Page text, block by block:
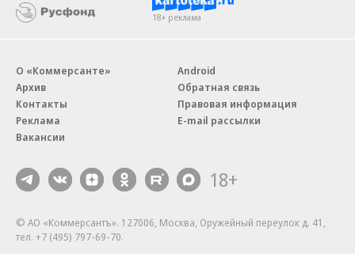
18+ реклама
О «Коммерсанте»
Архив
Контакты
Реклама
Вакансии
Android
Обратная связь
Правовая информация
E-mail рассылки
18+
© АО «Коммерсантъ». 127006, Москва, Оружейный переулок д. 41,
тел. +7 (495) 797-69-70.